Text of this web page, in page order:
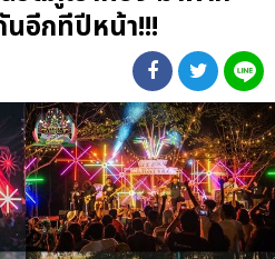
นอีกทีปีหน้า!!!